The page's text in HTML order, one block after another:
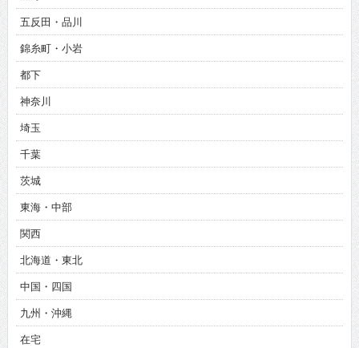
五反田・品川
錦糸町・小岩
都下
神奈川
埼玉
千葉
茨城
東海・中部
関西
北海道・東北
中国・四国
九州・沖縄
在宅